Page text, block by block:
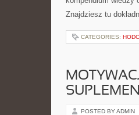
Znajdziesz tu
CATEGORIES:
POSTED BY ADMIN